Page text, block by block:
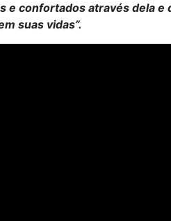
confortados através dela e
suas vidas”.